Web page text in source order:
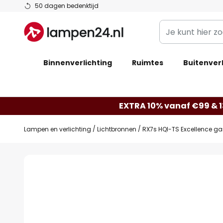
50 dagen bedenktijd
Ga
de
inhoud
Je
kunt
zoeken
webwinkel
Binnenverlichting Ruimtes
EXTRA 10% vanaf €99 &
Lampen en verlichting Lichtbronnen RX7s HQI-TS Excellence